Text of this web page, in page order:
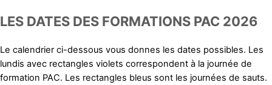
Skip
content
LES DATES DES FORMATIONS PAC 2026
Le calendrier ci-dessous vous donnes les dates possibles. Les
lundis avec rectangles violets correspondent à la journée de
formation PAC. Les rectangles bleus sont les journées de sauts.